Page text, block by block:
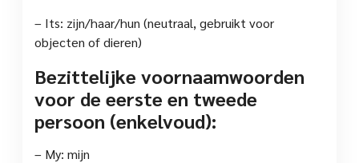
– Its: zijn/haar/hun (neutraal, gebruikt voor
objecten of dieren)
Bezittelijke voornaamwoorden
voor de eerste en tweede
persoon (enkelvoud):
– My: mijn